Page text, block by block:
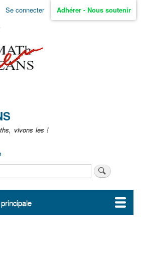
Aller
Se connecter Adhérer - Nous soutenir
vivons les !